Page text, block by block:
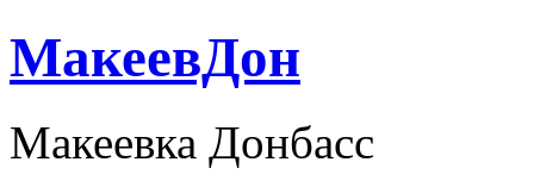
МакеевДон
Макеевка Донбасс